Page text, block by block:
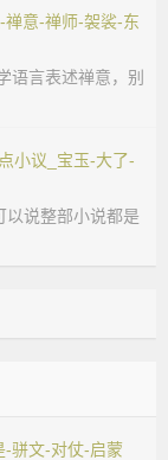
意-禅师-袈裟-东
语言表述禅意，别
小议_宝玉-大了-
以说整部小说都是
骈文-对仗-启蒙